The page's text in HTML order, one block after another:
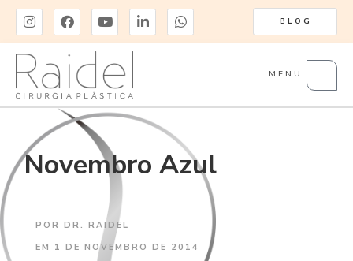
BLOG
MENU
Novembro Azul
POR DR. RAIDEL
EM 1 DE NOVEMBRO DE 2014